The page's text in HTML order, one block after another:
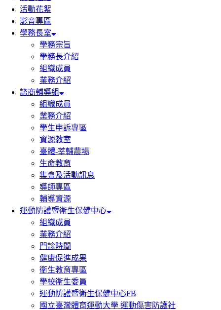
活動花絮
影音專區
學務長室
學務宗旨
學務長介紹
組織成員
業務介紹
諮商輔導組
組織成員
業務介紹
學生申訴專區
資源教室
臺體-莘輔農場
生命教育
集會及活動訊息
導師專區
輔導資源
運動防護暨衛生保健中心
組織成員
業務介紹
門診時間
健康促進成果
衛生教育專區
學校衛生委員
運動防護暨衛生保健中心FB
國立臺灣體育運動大學 運動傷害防護社